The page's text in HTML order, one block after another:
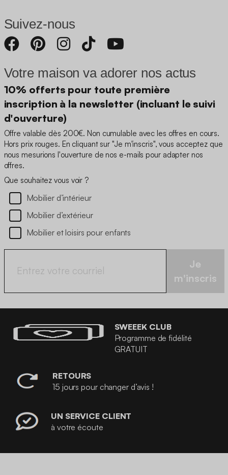
Suivez-nous
Votre maison va adorer nos actus
10% offerts pour toute première
inscription à la newsletter (incluant le suivi
d'ouverture)
Offre valable dès 200€. Non cumulable avec les offres en cours.
Hors prix rouges. En cliquant sur "Je m'inscris", vous acceptez que
nous mesurions l'ouverture de nos e-mails pour adapter nos
offres.
Que souhaitez vous voir ?
Mobilier d’intérieur
Mobilier d’extérieur
Mobilier et loisirs pour enfants
Je
m'inscris
SWEEEK CLUB
Programme de fidélité
GRATUIT
RETOURS
15 jours pour changer d’avis !
UN SERVICE CLIENT
à votre écoute